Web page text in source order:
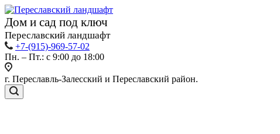
Дом и сад под ключ
Переславский ландшафт
+7-(915)-969-57-02
Пн. – Пт.: с 9:00 до 18:00
г. Переславль-Залесский и Переславский район.